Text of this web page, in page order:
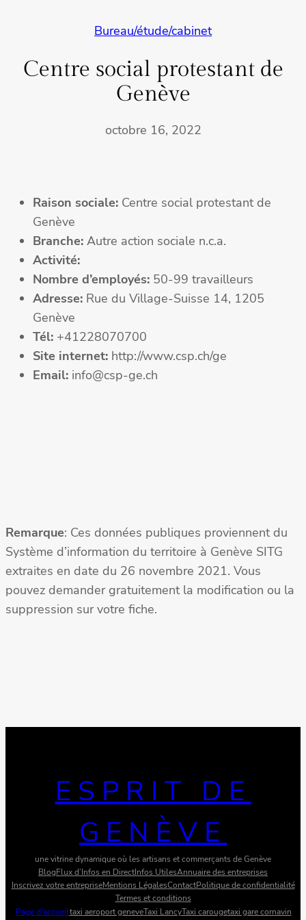
Bureau/étude/cabinet
Centre social protestant de
Genève
octobre 16, 2022
Raison sociale: Centre social protestant de
Genève
Branche: Autre action sociale n.c.a.
Activité:
Nombre d’employés: 50-99 travailleurs
Adresse: Rue du Village-Suisse 14, 1205
Genève
Tél: +41228070700
Site internet: http://www.csp.ch/ge
Email: info@csp-ge.ch
Remarque: Ces données publiques proviennent du
Système d’information du territoire à Genève SITG
extraites en date du 26 novembre 2021. Vous
pouvez demander gratuitement la modification ou la
suppression sur votre fiche.
ESPRIT DE
GENÈVE
une vitrine dynamique où les artisans et commerçants de Genève
BlogFlux d’Infos en DirectInfos UtilesAnnuaire des entreprises
Inscrivez votre entrepriseMentions LégalesContactPolitique de confidentialité
Termes et conditions
Page d’accueiltaxi aeroport geneveTaxi LancyTaxi carougetaxi gare cornavin